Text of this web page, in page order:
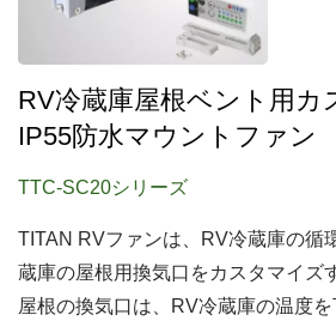
RV冷蔵庫屋根ベント用カ
IP55防水マウントファン
TTC-SC20シリーズ
TITAN RVファンは、RV冷蔵庫の循
蔵庫の屋根用換気口をカスタマイズ
屋根の換気口は、RV冷蔵庫の温度